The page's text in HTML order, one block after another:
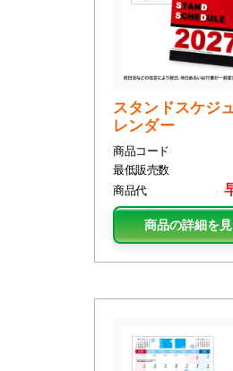
スタンドスケジ
レンダー
商品コード
最低販売数
商品代
商品の詳細を